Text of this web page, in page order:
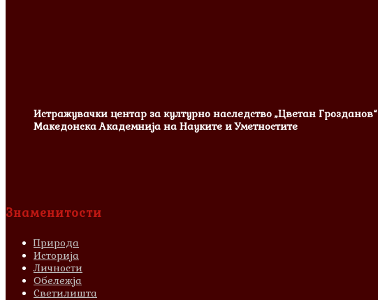
Истражувачки центар за културно наследство „Цветан Грозданов“
Македонска Академнија на Науките и Уметностите
Знаменитости
Природа
Историја
Личности
Обележја
Светилишта